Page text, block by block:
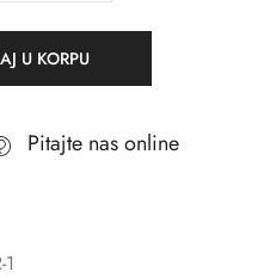
U KORPU
Pitajte nas online